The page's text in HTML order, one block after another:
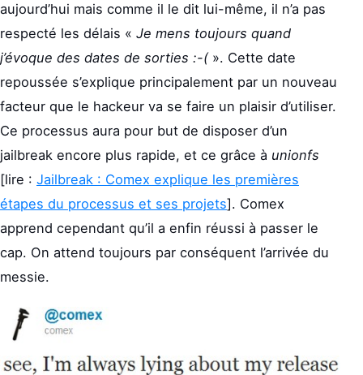
aujourd’hui mais comme il le dit lui-même, il n’a pas
respecté les délais « Je mens toujours quand
j’évoque des dates de sorties :-(». Cette date
repoussée s’explique principalement par un nouveau
facteur que le hackeur va se faire un plaisir d’utiliser.
Ce processus aura pour but de disposer d’un
jailbreak encore plus rapide, et ce grâce à unionfs
[lire : Jailbreak : Comex explique les premières
étapes du processus et ses projets]. Comex
apprend cependant qu’il a enfin réussi à passer le
cap. On attend toujours par conséquent l’arrivée du
messie.